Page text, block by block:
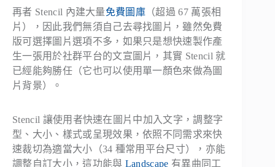
再者 Stencil 內建大量免費圖庫 （超過 67 萬張相
片），因此我們無須自己去尋找圖片，雖然免費
版可選擇圖片選項不多，如果只是想快速製作產
生一張用於社群平台的文宣圖片，其實 Stencil 就
已經能夠勝任（它也可以使用單一顏色來做為圖
片背景）。
Stencil 讓使用者快速在圖片中加入文字，調整字
型、大小、樣式或呈現效果，依照不同需求來快
速裁切為適當大小（34 種常用平台尺寸），亦能
調整自訂大小，這功能與 Landscape 有異曲同工